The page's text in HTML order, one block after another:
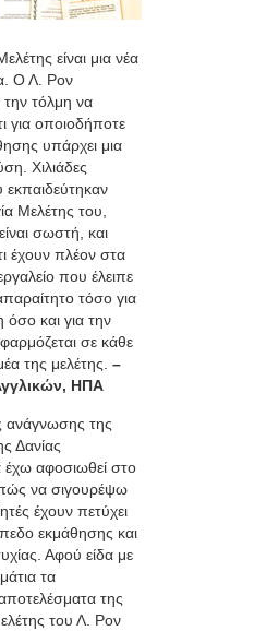
είναι μια νέα
Ο Λ. Ρον
την τόλμη να
για οποιοδήποτε
υπάρχει μια
Χιλιάδες
Μελέτης του,
σωστή, και
έχουν πλέον στα
που έλειπε
τόσο για
και για την
σε κάθε
της μελέτης. –
ΗΠΑ
της
Δανίας
έχω αφοσιωθεί στο
να σιγουρέψω
έχουν πετύχει
εκμάθησης και
Αφού είδα με
τα
της
του Λ. Ρον